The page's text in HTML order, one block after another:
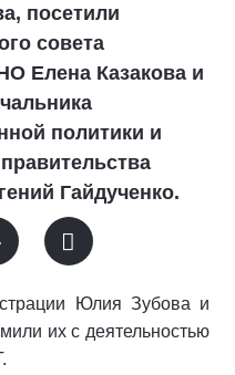
посетили
совета
Елена Казакова и
политики и
Гайдученко.
Юлия Зубова и
их с деятельностью